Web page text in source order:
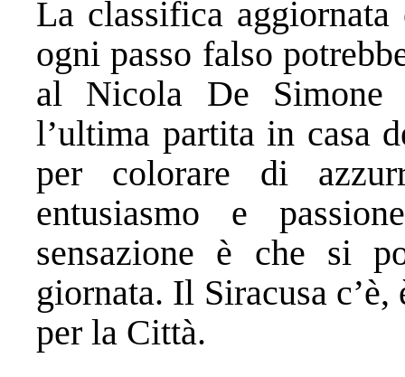
La classifica
ogni passo falso
al Nicola De Simone
l’ultima partita in casa
per colorare di
entusiasmo e
sensazione è che si
giornata. Il Siracusa
per la Città.